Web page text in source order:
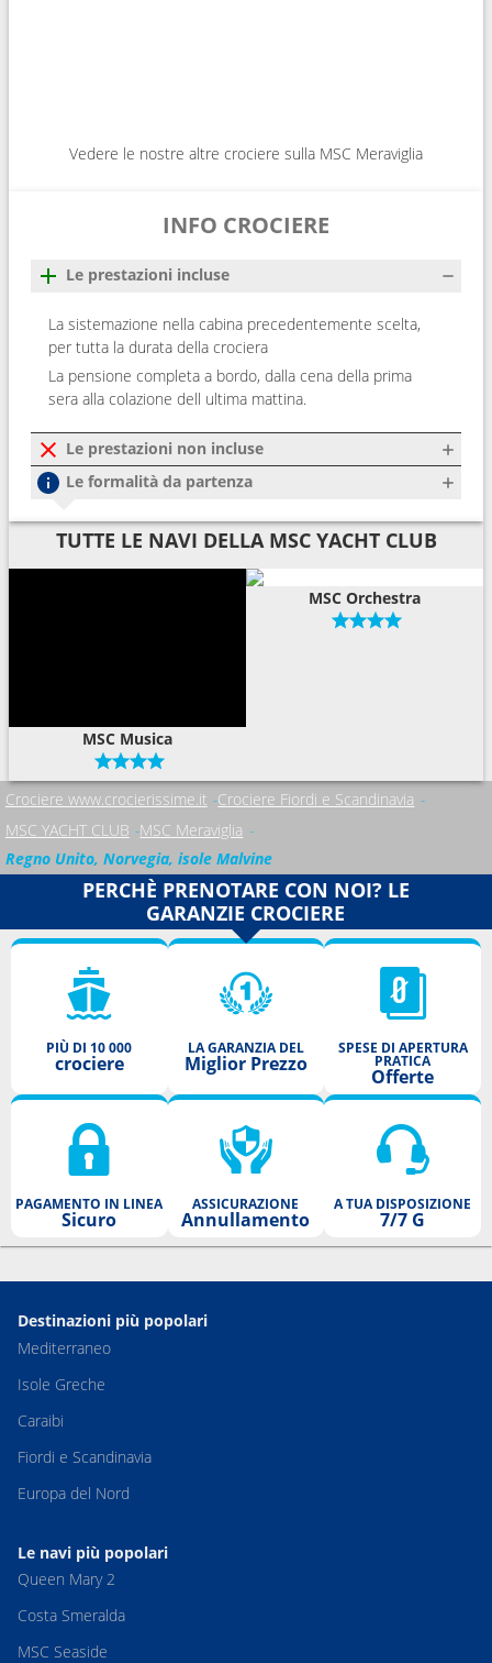
Vedere le nostre altre crociere sulla MSC Meraviglia
INFO CROCIERE
Le prestazioni incluse
La sistemazione nella cabina precedentemente scelta,
per tutta la durata della crociera
La pensione completa a bordo, dalla cena della prima
sera alla colazione dell ultima mattina.
Le prestazioni non incluse
Le formalità da partenza
TUTTE LE NAVI DELLA MSC YACHT CLUB
MSC Musica
MSC Orchestra
Crociere www.crocierissime.it Crociere Fiordi e Scandinavia
MSC YACHT CLUB MSC Meraviglia
Regno Unito, Norvegia, isole Malvine
PERCHÈ PRENOTARE CON NOI? LE
GARANZIE CROCIERE
PIÙ DI 10 000
crociere
LA GARANZIA DEL
Miglior Prezzo
SPESE DI APERTURA
PRATICA
Offerte
PAGAMENTO IN LINEA
Sicuro
ASSICURAZIONE
Annullamento
A TUA DISPOSIZIONE
7/7 G
Destinazioni più popolari
Mediterraneo
Isole Greche
Caraibi
Fiordi e Scandinavia
Europa del Nord
Le navi più popolari
Queen Mary 2
Costa Smeralda
MSC Seaside